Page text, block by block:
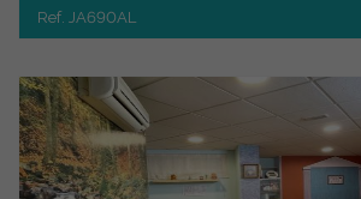
Ref. JA690AL